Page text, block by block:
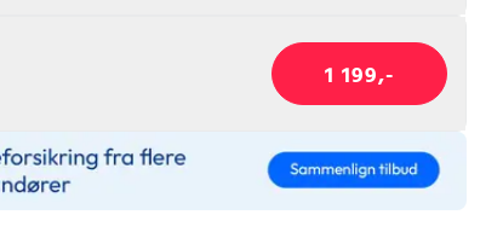
1 199,-